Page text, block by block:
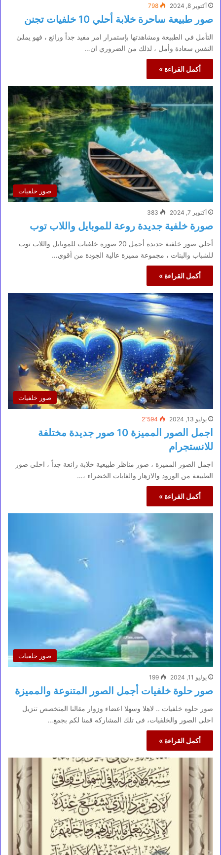
أكتوبر 8, 2024 798
صور طبيعة ساحرة خلابة أحلي 10 خلفيات تجنن
التأمل في الطبيعة ومشاهدتها بإستمرار امر مفيد جداً ورائع ، فهو يملئ
النفس سعادة وأمل ، لذلك من الضروري ان…
أكمل القراءة »
صور خلفيات
أكتوبر 7, 2024 383
صورة خلفية جديدة روعة للموبايل واللاب توب
أحلي صور خلفية جديدة أجمل 20 صورة خلفيات للموبايل واللاب توب
للشباب والبنات ، مجموعة مميزة عالية الجودة من أقوي…
أكمل القراءة »
صور خلفيات
يوليو 13, 2024 2٬594
اجمل الصور المميزة 10 صور جديدة مختلفة
للانستجرام
اجمل الصور المميزة ، صور مناظر طبيعية خلابة رائعة جداً ، احلي صور
الطبيعة من الورود والازهار والغابات الخضراء ،…
أكمل القراءة »
صور خلفيات
يوليو 11, 2024 199
صور حلوة خلفيات أجمل الصور المتنوعة والمميزة
صور حلوه خلفيات .. لاهلا وسهلا اعضاء وزوار مقالنا المتخصص تنزيل
احلى الصور والخلفيات، فى تلك المشاركه قمنا لكم بجمع…
أكمل القراءة »